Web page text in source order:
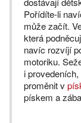
Pořídíte-li
může začít.
která
navíc rozvíjí
motoriku.
i
proměnit v
pískem a